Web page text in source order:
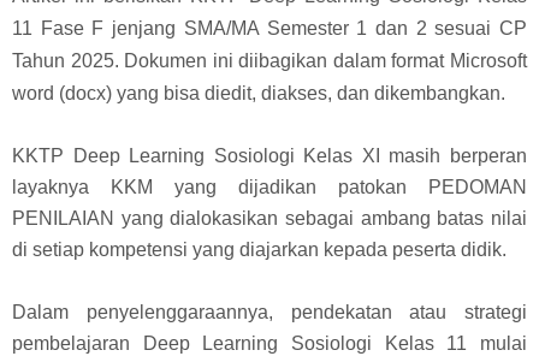
11 Fase F jenjang SMA/MA Semester 1 dan 2 sesuai CP
Tahun 2025. Dokumen ini diibagikan dalam format Microsoft
word (docx) yang bisa diedit, diakses, dan dikembangkan.
KKTP Deep Learning Sosiologi Kelas XI masih berperan
layaknya KKM yang dijadikan patokan PEDOMAN
PENILAIAN yang dialokasikan sebagai ambang batas nilai
di setiap kompetensi yang diajarkan kepada peserta didik.
Dalam penyelenggaraannya, pendekatan atau strategi
pembelajaran Deep Learning Sosiologi Kelas 11 mulai